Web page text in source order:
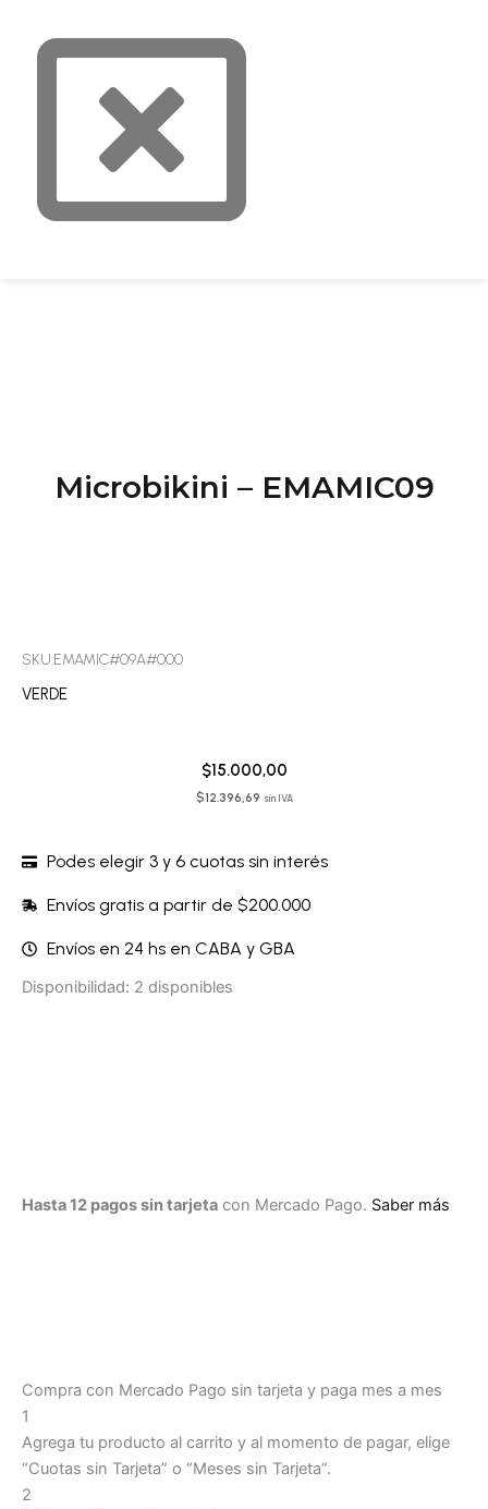
Microbikini – EMAMIC09
SKU:EMAMIC#09A#000
VERDE
$15.000,00
$12.396,69 sin IVA
Podes elegir 3 y 6 cuotas sin interés
Envíos gratis a partir de $200.000
Envíos en 24 hs en CABA y GBA
Disponibilidad: 2 disponibles
Hasta 12 pagos sin tarjeta con Mercado Pago. Saber más
Compra con Mercado Pago sin tarjeta y paga mes a mes
1
Agrega tu producto al carrito y al momento de pagar, elige
“Cuotas sin Tarjeta” o “Meses sin Tarjeta”.
2
Microbikini